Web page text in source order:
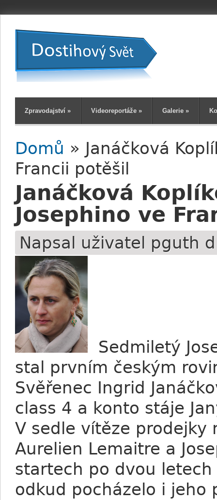
Zpravodajství » Videoreportáže » Galerie »
Jste zde
Domů » Janáčková
Francii potěšil
Janáčková
Josephino ve
Napsal uživatel pguth
Sedmiletý
stal prvním českým
Svěřenec Ingrid
class 4 a konto stáje
V sedle vítěze prodejky
Aurelien Lemaitre a
startech po dvou
odkud pocházelo i jeho